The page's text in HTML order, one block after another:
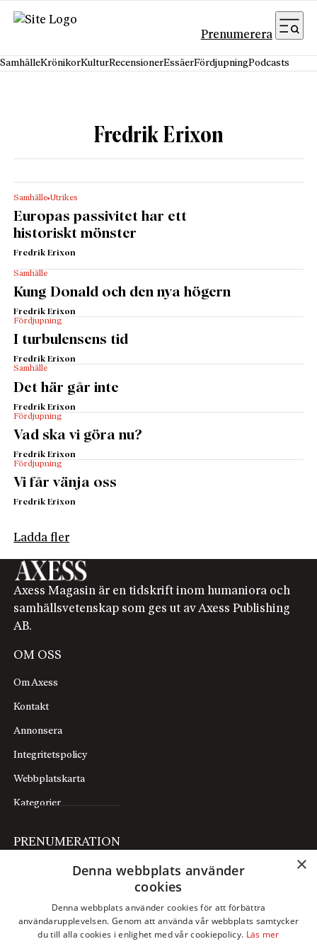
Hoppa till innehåll
Prenumerera
SamhälleKrönikorKulturRecensionerEssäerFördjupningPodcasts
Fredrik Erixon
Samhälle Utrikes
Europas passivitet har ett
historiskt mönster
Fredrik Erixon
Samhälle
Kung Donald och den nya högern
Fredrik Erixon
Fördjupning
I turbulensens tid
Fredrik Erixon
Samhälle
Det här går inte
Fredrik Erixon
Fördjupning
Vad ska vi göra nu?
Fredrik Erixon
Fördjupning
Vi får vänja oss
Fredrik Erixon
Ladda fler
Axess Magasin är en tidskrift inom humaniora och
samhällsvetenskap som ges ut av Axess Publishing
AB.
OM OSS
Om Axess
Kontakt
Annonsera
Integritetspolicy
Webbplatskarta
Kategorier
PRENUMERATION
FÖLJ OSS
×
Denna webbplats använder
cookies
Denna webbplats använder cookies för att förbättra
användarupplevelsen. Genom att använda vår webbplats samtycker
du till alla cookies i enlighet med vår cookiepolicy. Läs mer